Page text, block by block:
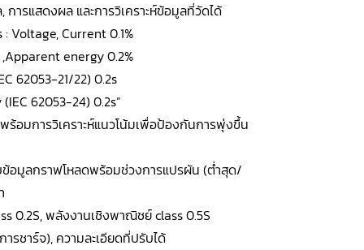
, การแสดงผล และการวิเคราะห์ข้อมูลที่วัดได้
: Voltage, Current 0.1%
energy 0.2%
62053-21/22) 0.2s
62053-24) 0.2s”
ร้อมการวิเคราะห์แนวโน้มเพื่อป้องกันการพุ่งขึ้น
ข้อมูลกราฟโหลดพร้อมช่วงการแปรผัน (ต่ำสุด/
0.2S, พลังงานเชิงพาณิชย์ class 0.5S
รชาร์จ), ความละเอียดที่ปรับได้